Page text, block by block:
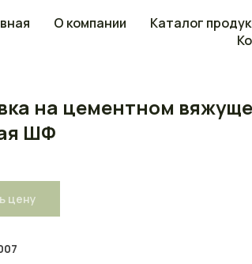
О компании Каталог
на цементном
ШФ
цену